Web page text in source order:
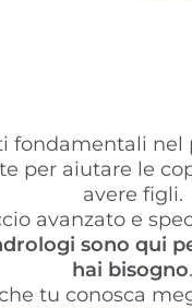
fondamentali
per aiutare le
avere figli.
avanzato e
sono qui
hai bisogno.
tu conosca